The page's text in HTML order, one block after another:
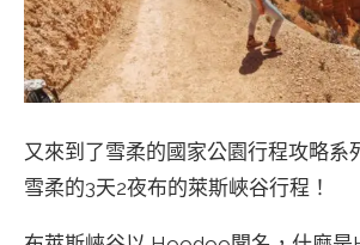
又來到了雪柔的國家公園行程攻略系
雪柔的3天2夜布的萊斯峽谷行程！